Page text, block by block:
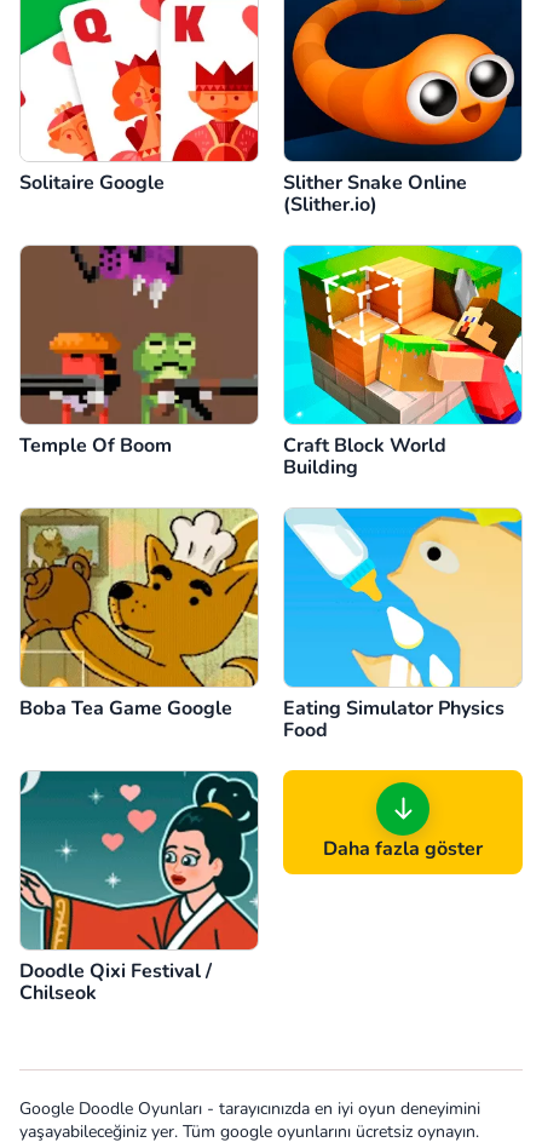
Solitaire Google
Slither Snake Online
(Slither.io)
Temple Of Boom
Craft Block World
Building
Boba Tea Game Google
Eating Simulator Physics
Food
Doodle Qixi Festival /
Chilseok
Daha fazla göster
Google Doodle Oyunları - tarayıcınızda en iyi oyun deneyimini
yaşayabileceğiniz yer. Tüm google oyunlarını ücretsiz oynayın.